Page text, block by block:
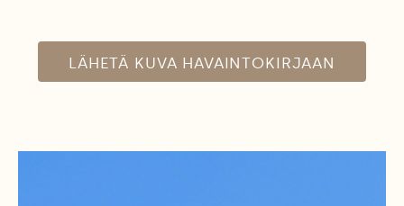
LÄHETÄ KUVA HAVAINTOKIRJAAN